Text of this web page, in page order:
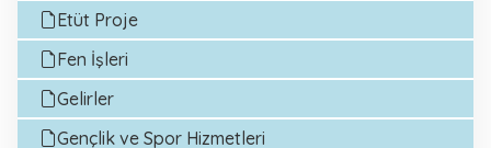
Etüt Proje
Fen İşleri
Gelirler
Gençlik ve Spor Hizmetleri